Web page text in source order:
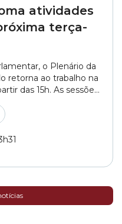
atividades
terça-
o Plenário da
retorna ao trabalho na
das 15h. As sessões
da Casa para discutir e
debater temas que
capital paulista. A